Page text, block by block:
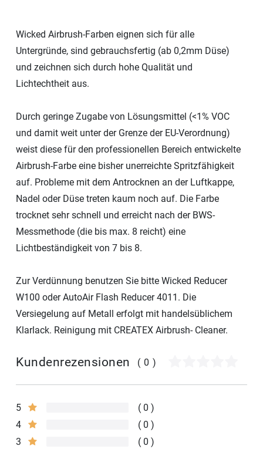
Wicked Airbrush-Farben eignen sich für alle
Untergründe, sind gebrauchsfertig (ab 0,2mm Düse)
und zeichnen sich durch hohe Qualität und
Lichtechtheit aus.
Durch geringe Zugabe von Lösungsmittel (<1% VOC
und damit weit unter der Grenze der EU-Verordnung)
weist diese für den professionellen Bereich entwickelte
Airbrush-Farbe eine bisher unerreichte Spritzfähigkeit
auf. Probleme mit dem Antrocknen an der Luftkappe,
Nadel oder Düse treten kaum noch auf. Die Farbe
trocknet sehr schnell und erreicht nach der BWS-
Messmethode (die bis max. 8 reicht) eine
Lichtbeständigkeit von 7 bis 8.
Zur Verdünnung benutzen Sie bitte Wicked Reducer
W100 oder AutoAir Flash Reducer 4011. Die
Versiegelung auf Metall erfolgt mit handelsüblichem
Klarlack. Reinigung mit CREATEX Airbrush- Cleaner.
Kundenrezensionen (0)
5
0
4
0
3
0